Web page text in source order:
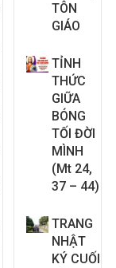
TÔN
GIÁO
TỈNH
THỨC
GIỮA
BÓNG
TỐI ĐỜI
MÌNH
(Mt 24,
37 – 44)
TRANG
NHẬT
KÝ CUỐI